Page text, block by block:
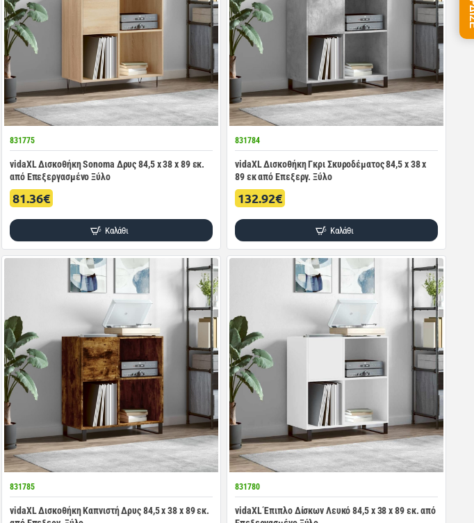
831775
vidaXL Δισκοθήκη Sonoma Δρυς 84,5 x 38 x 89 εκ.
από Επεξεργασμένο Ξύλο
81.36€
Καλάθι
831784
vidaXL Δισκοθήκη Γκρι Σκυροδέματος 84,5 x 38 x
89 εκ από Επεξεργ. Ξύλο
132.92€
Καλάθι
831785
vidaXL Δισκοθήκη Καπνιστή Δρυς 84,5 x 38 x 89 εκ.
831780
vidaXL Έπιπλο Δίσκων Λευκό 84,5 x 38 x 89 εκ. από